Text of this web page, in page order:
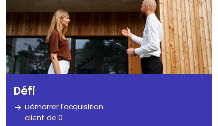
Défi
Démarrer l'acquisition
client de 0